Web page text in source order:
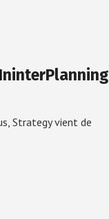
Strategy vient de